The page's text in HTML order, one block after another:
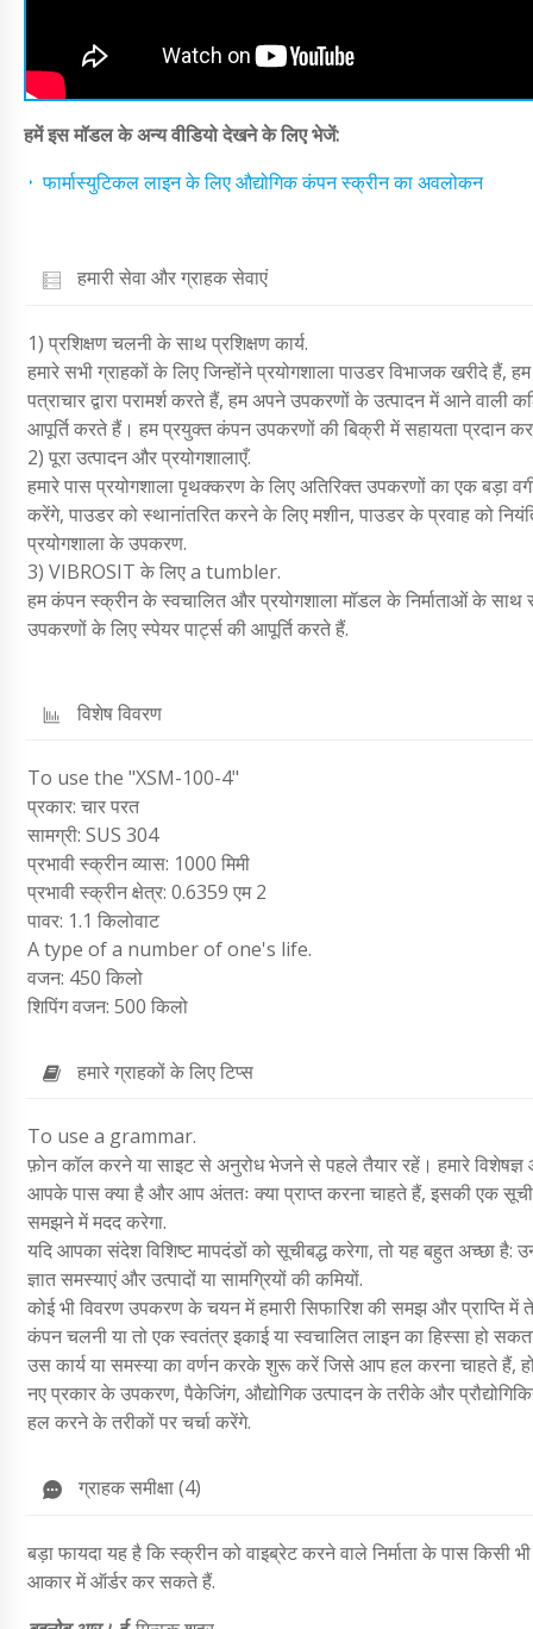
हमें इस मॉडल के अन्य वीडियो देखने के लिए भेजें:
फार्मास्युटिकल लाइन के लिए औद्योगिक कंपन स्क्रीन का अवलोकन
हमारी सेवा और ग्राहक सेवाएं
1) प्रशिक्षण चलनी के साथ प्रशिक्षण कार्य.
हमारे सभी ग्राहकों के लिए जिन्होंने प्रयोगशाला पाउडर विभाजक खरीदे
पत्राचार द्वारा परामर्श करते हैं, हम अपने उपकरणों के उत्पादन में आने
आपूर्ति करते हैं। हम प्रयुक्त कंपन उपकरणों की बिक्री में सहायता प्रदान
2) पूरा उत्पादन और प्रयोगशालाएँ.
हमारे पास प्रयोगशाला पृथक्करण के लिए अतिरिक्त उपकरणों का एक बड़ा
करेंगे, पाउडर को स्थानांतरित करने के लिए मशीन, पाउडर के प्रवाह को
प्रयोगशाला के उपकरण.
3) VIBROSIT के लिए a tumbler.
हम कंपन स्क्रीन के स्वचालित और प्रयोगशाला मॉडल के निर्माताओं के
उपकरणों के लिए स्पेयर पार्ट्स की आपूर्ति करते हैं.
विशेष विवरण
To use the "XSM-100-4"
प्रकार: चार परत
सामग्री: SUS 304
प्रभावी स्क्रीन व्यास: 1000 मिमी
प्रभावी स्क्रीन क्षेत्र: 0.6359 एम 2
पावर: 1.1 किलोवाट
A type of a number of one's life.
वजन: 450 किलो
शिपिंग वजन: 500 किलो
हमारे ग्राहकों के लिए टिप्स
To use a grammar.
फ़ोन कॉल करने या साइट से अनुरोध भेजने से पहले तैयार रहें। हमारे
आपके पास क्या है और आप अंततः क्या प्राप्त करना चाहते हैं, इसकी एक
समझने में मदद करेगा.
यदि आपका संदेश विशिष्ट मापदंडों को सूचीबद्ध करेगा, तो यह बहुत अच्छा
ज्ञात समस्याएं और उत्पादों या सामग्रियों की कमियों.
कोई भी विवरण उपकरण के चयन में हमारी सिफारिश की समझ और प्राप्ति में
कंपन चलनी या तो एक स्वतंत्र इकाई या स्वचालित लाइन का हिस्सा हो
उस कार्य या समस्या का वर्णन करके शुरू करें जिसे आप हल करना चाहते हैं,
नए प्रकार के उपकरण, पैकेजिंग, औद्योगिक उत्पादन के तरीके और
हल करने के तरीकों पर चर्चा करेंगे.
ग्राहक समीक्षा (4)
बड़ा फायदा यह है कि स्क्रीन को वाइब्रेट करने वाले निर्माता के पास
आकार में ऑर्डर कर सकते हैं.